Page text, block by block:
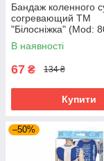
Бандаж коленного
согревающий ТМ
"Білосніжка" (Mod:
В наявності
67 ₴ 134 ₴
Купити
–50%